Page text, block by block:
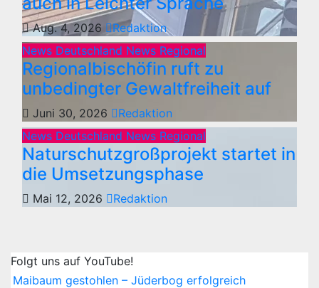
Aug. 4, 2026
Redaktion
News Deutschland News Regional
Regionalbischöfin ruft zu
unbedingter Gewaltfreiheit auf
Juni 30, 2026
Redaktion
News Deutschland News Regional
Naturschutzgroßprojekt startet in
die Umsetzungsphase
Mai 12, 2026 Redaktion
Folgt uns auf YouTube!
Maibaum gestohlen – Jüderbog erfolgreich